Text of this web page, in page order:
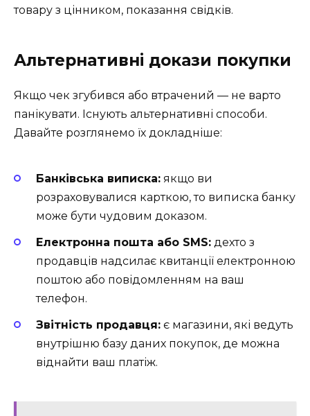
товару з цінником, показання свідків.
Альтернативні докази покупки
Якщо чек згубився або втрачений — не варто
панікувати. Існують альтернативні способи.
Давайте розглянемо їх докладніше:
Банківська виписка: якщо ви
розраховувалися карткою, то виписка банку
може бути чудовим доказом.
Електронна пошта або SMS: дехто з
продавців надсилає квитанції електронною
поштою або повідомленням на ваш
телефон.
Звітність продавця: є магазини, які ведуть
внутрішню базу даних покупок, де можна
віднайти ваш платіж.